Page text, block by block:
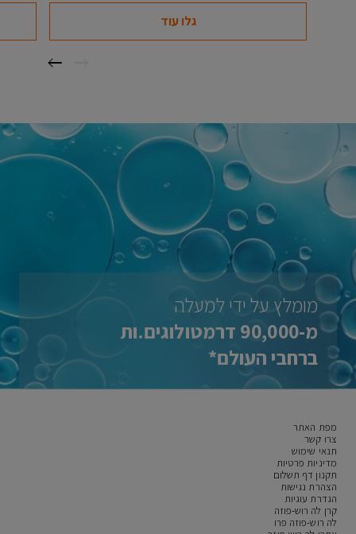
גלו עוד
מומלץ על ידי למעלה
מ-90,000 דרמטולוגים.ות
ברחבי העולם*
מפת האתר
צרו קשר
תנאי שימוש
מדיניות פרטיות
תקנון דף תשלום
הצהרת נגישות
הגדרת עוגיות
קרן לה רוש-פוזה
לה רוש-פוזה פרו